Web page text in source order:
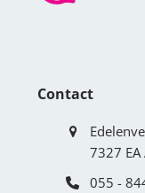
Contact
7327
055 -